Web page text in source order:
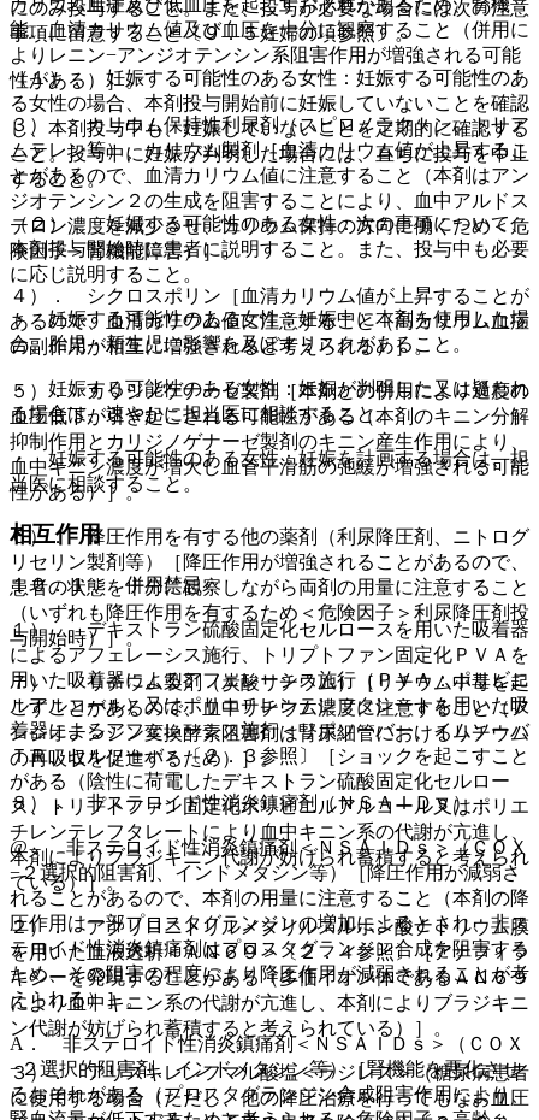
カリウム血症及び低血圧を起こすおそれがあるため、腎機
能、血清カリウム値及び血圧を十分に観察すること（併用に
よりレニン−アンジオテンシン系阻害作用が増強される可能
性がある）］。
３）． カリウム保持性利尿剤（スピロノラクトン、トリア
ムテレン等）、カリウム製剤［血清カリウム値が上昇するこ
とがあるので、血清カリウム値に注意すること（本剤はアン
ジオテンシン２の生成を阻害することにより、血中アルドス
テロン濃度を減少させ、カリウム保持の方向に働くため＜危
険因子＞腎機能障害）］。
４）． シクロスポリン［血清カリウム値が上昇することが
あるので、血清カリウム値に注意すること（高カリウム血症
の副作用が相互に増強されると考えられる）］。
５）． カリジノゲナーゼ製剤［本剤との併用により過度の
血圧低下が引き起こされる可能性がある（本剤のキニン分解
抑制作用とカリジノゲナーゼ製剤のキニン産生作用により、
血中キニン濃度が増大し血管平滑筋の弛緩が増強される可能
性がある）］。
６）． 降圧作用を有する他の薬剤（利尿降圧剤、ニトログ
リセリン製剤等）［降圧作用が増強されることがあるので、
患者の状態を十分に観察しながら両剤の用量に注意すること
（いずれも降圧作用を有するため＜危険因子＞利尿降圧剤投
与開始時）］。
７）． リチウム製剤（炭酸リチウム）［リチウム中毒を起
こすことがあるので、血中リチウム濃度に注意すること（ア
ンジオテンシン変換酵素阻害剤は腎尿細管におけるリチウム
の再吸収を促進するため）］。
８）． 非ステロイド性消炎鎮痛剤（ＮＳＡＩＤｓ）：
@． 非ステロイド性消炎鎮痛剤＜ＮＳＡＩＤｓ＞（ＣＯＸ
−２選択的阻害剤、インドメタシン等）［降圧作用が減弱さ
れることがあるので、本剤の用量に注意すること（本剤の降
圧作用は一部プロスタグランジンの増加によるとされ、非ス
テロイド性消炎鎮痛剤はプロスタグランジン合成を阻害する
ため、その阻害の程度により降圧作用が減弱されることが考
えられる）］。
A． 非ステロイド性消炎鎮痛剤＜ＮＳＡＩＤｓ＞（ＣＯＸ
−２選択的阻害剤、インドメタシン等）［腎機能を悪化させ
るおそれがある（プロスタグランジン合成阻害作用により、
にのみ投与すること。また、投与が必要な場合には次の注意
事項に留意すること〔９．５妊婦の項参照〕。
（１）． 妊娠する可能性のある女性：妊娠する可能性のあ
る女性の場合、本剤投与開始前に妊娠していないことを確認
し、本剤投与中も、妊娠していないことを定期的に確認する
こと。投与中に妊娠が判明した場合には、直ちに投与を中止
すること。
（２）． 妊娠する可能性のある女性：次の事項について、
本剤投与開始時に患者に説明すること。また、投与中も必要
に応じ説明すること。
・ 妊娠する可能性のある女性：妊娠中に本剤を使用した場
合、胎児・新生児に影響を及ぼすリスクがあること。
・ 妊娠する可能性のある女性：妊娠が判明した又は疑われ
る場合は、速やかに担当医に相談すること。
・ 妊娠する可能性のある女性：妊娠を計画する場合は、担
当医に相談すること。
相互作用
１０．１． 併用禁忌：
１）． デキストラン硫酸固定化セルロースを用いた吸着器
によるアフェレーシス施行、トリプトファン固定化ＰＶＡを
用いた吸着器によるアフェレーシス施行（ＰＶＡ：ポリビニ
ルアルコール）又はポリエチレンテレフタレートを用いた吸
着器によるアフェレーシス施行＜リポソーバー、イムソーバ
ＴＲ、セルソーバ＞〔２．３参照〕［ショックを起こすこと
がある（陰性に荷電したデキストラン硫酸固定化セルロー
ス、トリプトファン固定化ポリビニルアルコール又はポリエ
チレンテレフタレートにより血中キニン系の代謝が亢進し、
本剤によりブラジキニン代謝が妨げられ蓄積すると考えられ
ている）］。
２）． アクリロニトリルメタリルスルホン酸ナトリウム膜
を用いた血液透析＜ＡＮ６９＞〔２．４参照〕［アナフィラ
キシーを発現することがある（多価イオン体であるＡＮ６９
により血中キニン系の代謝が亢進し、本剤によりブラジキニ
ン代謝が妨げられ蓄積すると考えられている）］。
３）． アリスキレンフマル酸塩＜ラジレス＞（糖尿病患者
に使用する場合（ただし、他の降圧治療を行ってもなお血圧